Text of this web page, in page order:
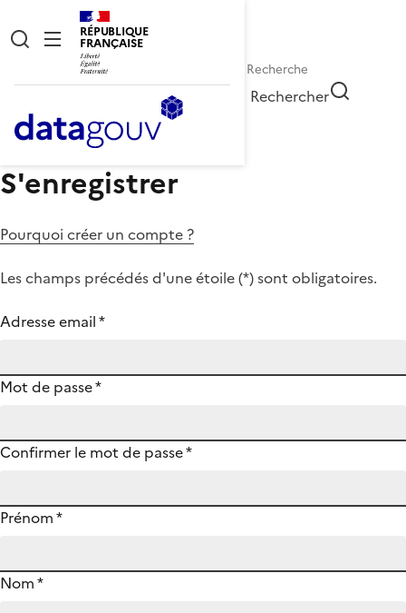
RÉPUBLIQUE
FRANÇAISE
Rechercher
S'enregistrer
Pourquoi créer un compte ?
Les champs précédés d'une étoile (*) sont obligatoires.
Adresse email*
Mot de passe*
Confirmer le mot de passe*
Prénom*
Nom*